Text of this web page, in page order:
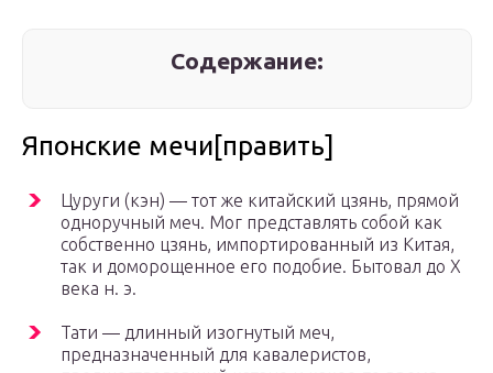
Содержание:
Японские мечи[править]
Цуруги (кэн) — тот же китайский цзянь, прямой
одноручный меч. Мог представлять собой как
собственно цзянь, импортированный из Китая,
так и доморощенное его подобие. Бытовал до X
века н. э.
Тати — длинный изогнутый меч,
предназначенный для кавалеристов,